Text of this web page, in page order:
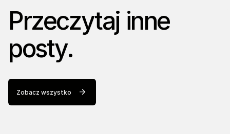
Przeczytaj inne
posty.
Zobacz wszystko